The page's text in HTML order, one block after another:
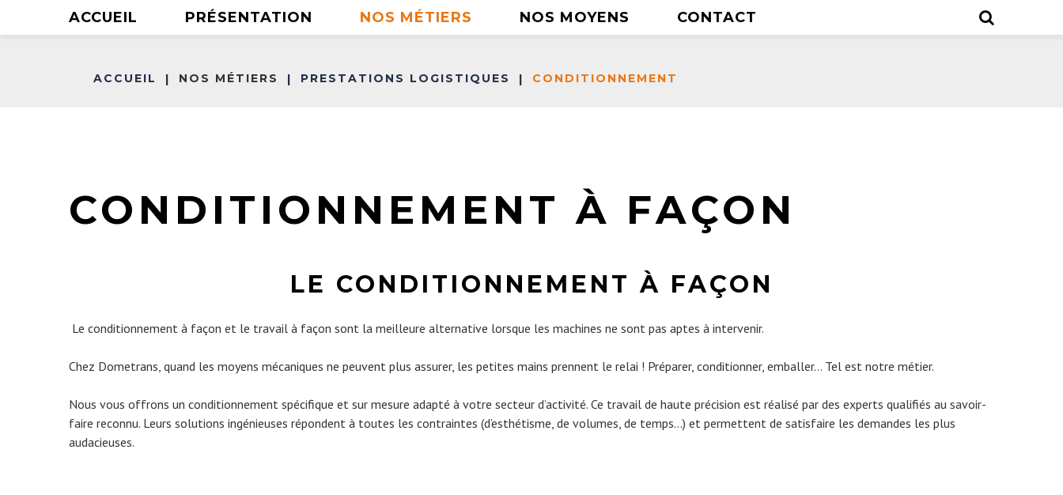
ACCUEIL
Logistique E-commerce
Logistique Marketing opérationnel
Transport
PRÉSENTATION
Solutions logistiques
NOS MÉTIERS
Prestations
E-commerce
Cross Docking
Affrétement
NOS MOYENS CONTACT
ACCUEIL | NOS MÉTIERS | PRESTATIONS LOGISTIQUES | CONDITIONNEMENT
CONDITIONNEMENT À FAÇON
LE CONDITIONNEMENT À FAÇON
Le conditionnement à façon et le travail à façon sont la meilleure alternative lorsque les machines ne sont pas aptes à intervenir.
Chez Dometrans, quand les moyens mécaniques ne peuvent plus assurer, les petites mains prennent le relai ! Préparer, conditionner, emballer… Tel est notre métier.
Nous vous offrons un conditionnement spécifique et sur mesure adapté à votre secteur d’activité. Ce travail de haute précision est réalisé par des experts qualifiés au savoir-
faire reconnu. Leurs solutions ingénieuses répondent à toutes les contraintes (d’esthétisme, de volumes, de temps…) et permettent de satisfaire les demandes les plus
audacieuses.